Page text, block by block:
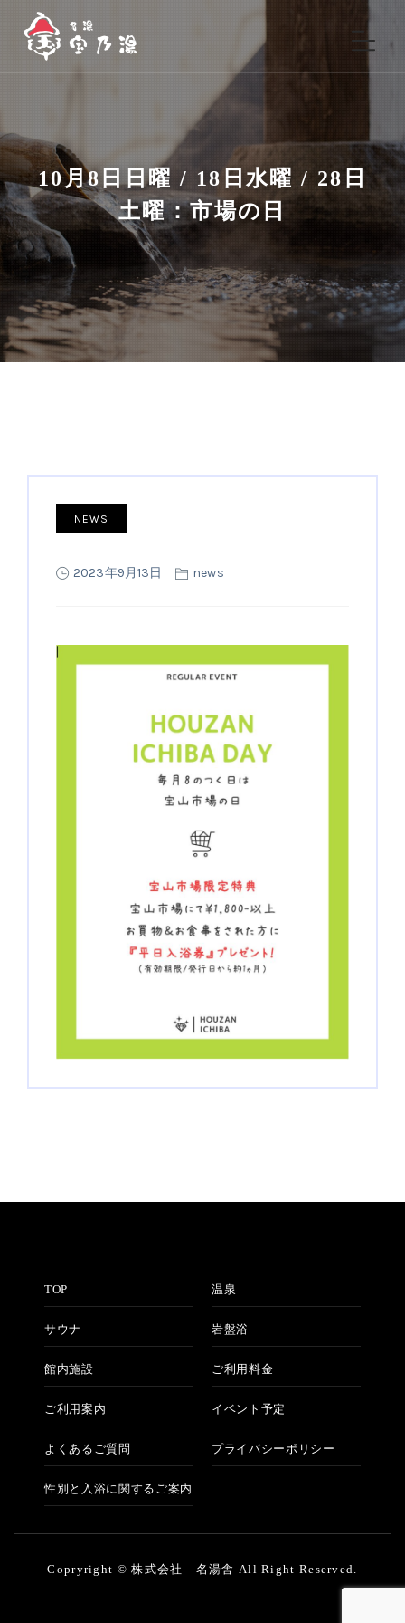
10月8日日曜 / 18日水曜 / 28日
土曜：市場の日
NEWS
2023年9月13日 news
TOP 温泉
サウナ 岩盤浴
館内施設 ご利用料金
ご利用案内 イベント予定
よくあるご質問 プライバシーポリシー
性別と入浴に関するご案内
Copryright © 株式会社 名湯舎 All Right Reserved.